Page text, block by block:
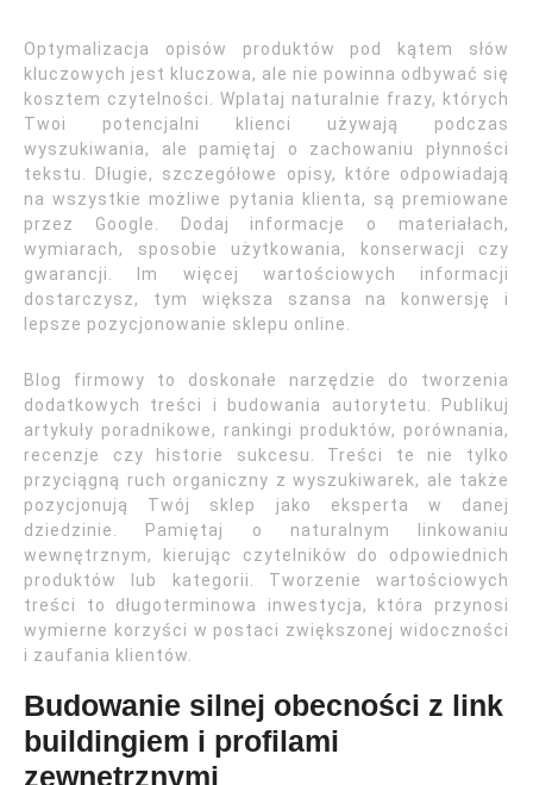
Optymalizacja opisów produktów pod kątem słów
kluczowych jest kluczowa, ale nie powinna odbywać się
kosztem czytelności. Wplataj naturalnie frazy, których
Twoi potencjalni klienci używają podczas
wyszukiwania, ale pamiętaj o zachowaniu płynności
tekstu. Długie, szczegółowe opisy, które odpowiadają
na wszystkie możliwe pytania klienta, są premiowane
przez Google. Dodaj informacje o materiałach,
wymiarach, sposobie użytkowania, konserwacji czy
gwarancji. Im więcej wartościowych informacji
dostarczysz, tym większa szansa na konwersję i
lepsze pozycjonowanie sklepu online.
Blog firmowy to doskonałe narzędzie do tworzenia
dodatkowych treści i budowania autorytetu. Publikuj
artykuły poradnikowe, rankingi produktów, porównania,
recenzje czy historie sukcesu. Treści te nie tylko
przyciągną ruch organiczny z wyszukiwarek, ale także
pozycjonują Twój sklep jako eksperta w danej
dziedzinie. Pamiętaj o naturalnym linkowaniu
wewnętrznym, kierując czytelników do odpowiednich
produktów lub kategorii. Tworzenie wartościowych
treści to długoterminowa inwestycja, która przynosi
wymierne korzyści w postaci zwiększonej widoczności
i zaufania klientów.
Budowanie silnej obecności z link
buildingiem i profilami
zewnętrznymi